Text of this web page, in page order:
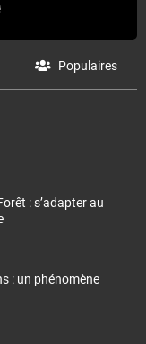
Populaires
: s’adapter au
: un phénomène